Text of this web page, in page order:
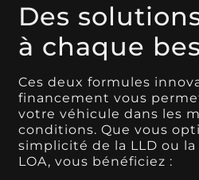
Des
à chaque
Ces deux formules
financement vous
votre véhicule dans les
conditions. Que vous
simplicité de la LLD ou
LOA, vous bénéficiez :